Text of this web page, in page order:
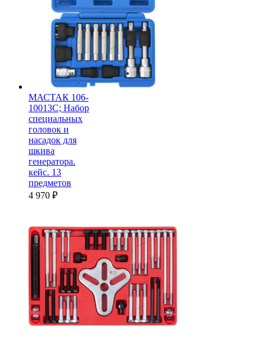
МАСТАК 106-
10013C; Набор
специальных
головок и
насадок для
шкива
генератора.
кейс. 13
предметов
4 970 ₽